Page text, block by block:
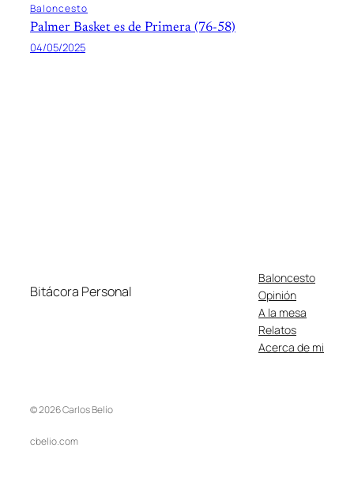
Baloncesto
Palmer Basket es de Primera (76-58)
04/05/2025
Bitácora Personal
Baloncesto
Opinión
A la mesa
Relatos
Acerca de mi
© 2026 Carlos Belío
cbelio.com